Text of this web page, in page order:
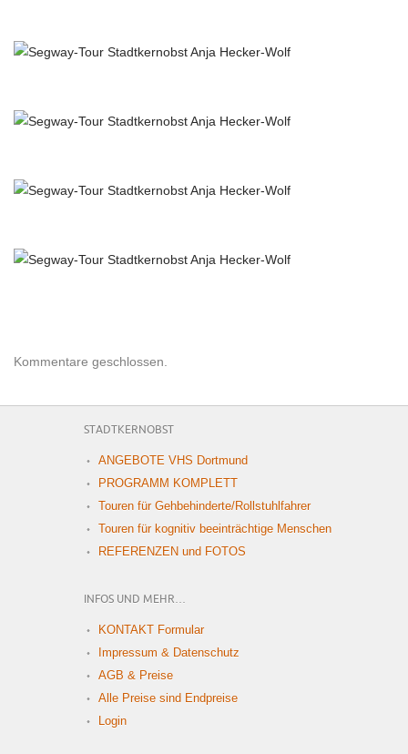
Kommentare geschlossen.
STADTKERNOBST
ANGEBOTE VHS Dortmund
PROGRAMM KOMPLETT
Touren für Gehbehinderte/Rollstuhlfahrer
Touren für kognitiv beeinträchtige Menschen
REFERENZEN und FOTOS
INFOS UND MEHR…
KONTAKT Formular
Impressum & Datenschutz
AGB & Preise
Alle Preise sind Endpreise
Login